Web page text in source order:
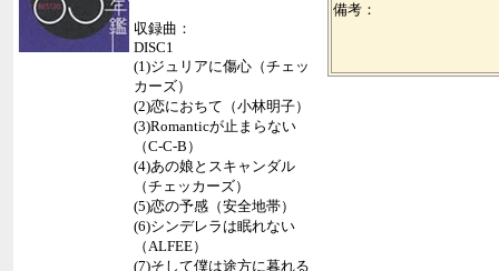
収録曲：
DISC1
(1)ジュリアに傷心（チェッ
カーズ）
(2)恋におちて（小林明子）
(3)Romanticが止まらない
（C-C-B）
(4)あの娘とスキャンダル
（チェッカーズ）
(5)恋の予感（安全地帯）
(6)シンデレラは眠れない
（ALFEE）
(7)そして僕は途方に暮れる
備考：